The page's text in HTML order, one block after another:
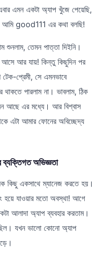
এমন একটা অ্যাপ খুঁজে পেয়েছি,
আমি good111 এর কথা বলছি!
তেমন পাত্তা দিইনি।
আসে আর যায়! কিন্তু কিছুদিন পর
প্রেমী, সে এমনভাবে
পারলাম না। ভাবলাম, ঠিক
আছে এর মধ্যে। আর বিশ্বাস
এটা আমার ফোনের অবিচ্ছেদ্য
অভিজ্ঞতা
কিছু একসাথে ম্যানেজ করতে হয়।
হয়ে যাওয়ার মতো অবস্থা! আগে
আলাদা অ্যাপ ব্যবহার করতাম।
যখন ভালো কোনো অ্যাপ